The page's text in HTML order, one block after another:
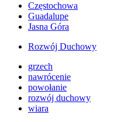
Częstochowa
Guadalupe
Jasna Góra
Rozwój Duchowy
grzech
nawrócenie
powołanie
rozwój duchowy
wiara